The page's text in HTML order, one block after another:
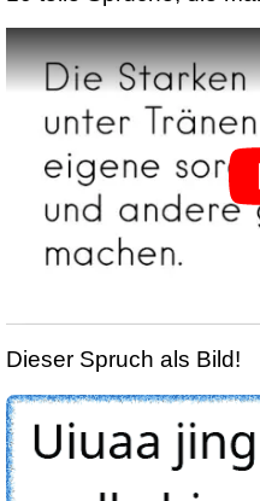
Dieser Spruch als Bild!